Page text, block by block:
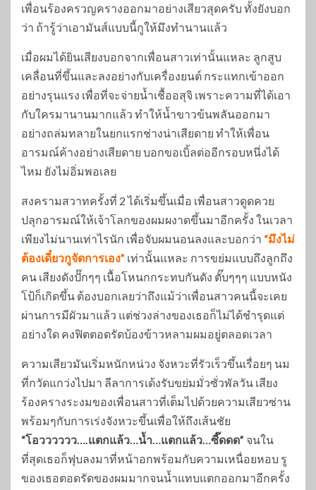
เพื่อนร้องครวญครางออกมาอย่างเสียวสุดครับ ทั้งยังบอก
ว่า ถ้ารู้ว่าเอามันส์แบบนี้กูให้มึงทำนานแล้ว
เมื่อผมได้ยินเสียงบอกจากเพื่อนสาวเท่านั้นแหละ ลูกสูบ
เคลื่อนที่ขึ้นและลงอย่างกับเครื่องยนต์ กระแทกเข้าออก
อย่างรุนแรง เพื่อที่จะจ่ายน้ำเชื้ออสุจิ เพราะความที่ได้เอา
กับใครมานานมากแล้ว ทำให้น้ำขาวข้นพลันออกมา
อย่างถล่มทลายในยกแรกช่างน่าเสียดาย ทำให้เพื่อน
อารมณ์ค้างอย่างเสียดาย บอกขอเบิ้ลต่ออีกรอบหนึ่งได้
ไหม ยังไม่อิ่มพอเลย
สงครามสวาทครั้งที่ 2 ได้เริ่มขึ้นเมื่อ เพื่อนสาวดูดควย
ปลุกอารมณ์ให้เจ้าโลกของผมผงาดขึ้นมาอีกครั้ง ในเวลา
เพียงไม่นานเท่าไรนัก เพื่อจับผมนอนลงและบอกว่า “มึงไม่
ต้องเดี๋ยวกูจัดการเอง” เท่านั้นแหละ การขย่มแบบถึงลูกถึง
คน เสียงดังปั๊กๆๆ เนื้อโหนกกระทบกันดัง ตั๊บๆๆๆ แบบหนัง
โป้ก็เกิดขึ้น ต้องบอกเลยว่าถึงแม้ว่าเพื่อนสาวคนนี้จะเคย
ผ่านการมีผัวมาแล้ว แต่ช่วงล่างของเธอก็ไม่ได้ชำรุดแต่
อย่างใด คงฟิตตอดรัดบ้องข้าวหลามผมอยู่ตลอดเวลา
ความเสียวมันเริ่มหนักหน่วง จังหวะที่รัวเร็วขึ้นเรื่อยๆ นม
ที่กวัดแกว่งไปมา ลีลาการเด้งรับขย่มมั่วซั่วพัลวัน เสียง
ร้องครางระงมของเพื่อนสาวที่เต็มไปด้วยความเสียวซ่าน
พร้อมๆกับการเร่งจังหวะขึ้นเพื่อให้ถึงเส้นชัย
“โอวววววว….แตกแล้ว…น้ำ…แตกแล้ว…ซี๊ดดด” จนใน
ที่สุดเธอก็ฟุบลงมาที่หน้าอกพร้อมกับความเหนื่อยหอบ รู
ของเธอตอดรัดของผมมากจนน้ำแทบแตกออกมาอีกครั้ง